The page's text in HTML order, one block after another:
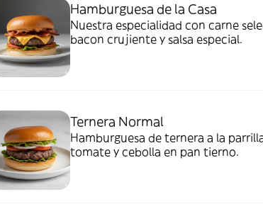
Hamburguesa de la Casa
Nuestra especialidad con carne
bacon crujiente y salsa especial.
Ternera Normal
Hamburguesa de ternera a la
tomate y cebolla en pan tierno.